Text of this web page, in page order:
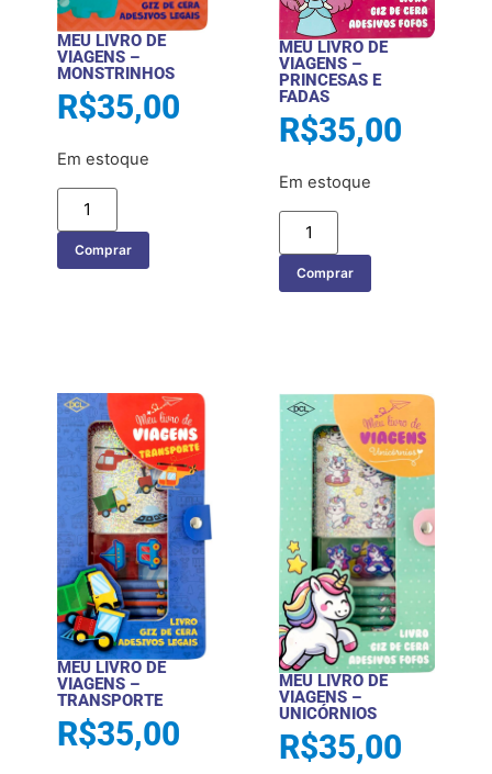
MEU LIVRO DE
VIAGENS –
MONSTRINHOS
R$35,00
Em estoque
Comprar
MEU LIVRO DE
VIAGENS –
PRINCESAS E
FADAS
R$35,00
Em estoque
Comprar
MEU LIVRO DE
VIAGENS –
TRANSPORTE
R$35,00
MEU LIVRO DE
VIAGENS –
UNICÓRNIOS
R$35,00